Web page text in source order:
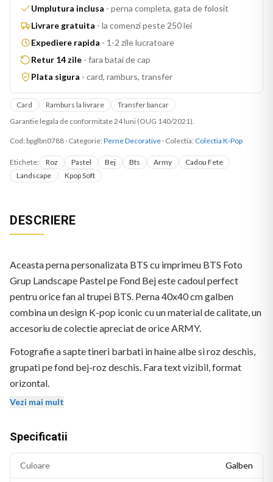
Umplutura inclusa - perna completa, gata de folosit
Livrare gratuita - la comenzi peste 250 lei
Expediere rapida - 1-2 zile lucratoare
Retur 14 zile - fara batai de cap
Plata sigura - card, ramburs, transfer
Card Ramburs la livrare
Transfer bancar
Garantie legala de conformitate 24 luni (OUG 140/2021).
Cod: bpglbn0788 · Categorie: Perne Decorative · Colectia: Colectia K-Pop
Etichete: Roz Pastel Bej Bts Army
Cadou Fete
Landscape
Kpop Soft
DESCRIERE
Aceasta perna personalizata BTS cu imprimeu BTS Foto
Grup Landscape Pastel pe Fond Bej este cadoul perfect
pentru orice fan al trupei BTS. Perna 40x40 cm galben
combina un design K-pop iconic cu un material de calitate, un
accesoriu de colectie apreciat de orice ARMY.
Fotografie a sapte tineri barbati in haine albe si roz deschis,
grupati pe fond bej-roz deschis. Fara text vizibil, format
orizontal.
Vezi mai mult
Specificatii
Culoare Galben